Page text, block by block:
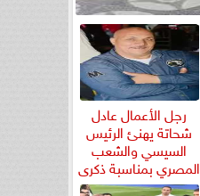
رجل الأعمال عادل
شحاتة يهنئ الرئيس
السيسي والشعب
المصري بمناسبة ذكرى
ثورة...